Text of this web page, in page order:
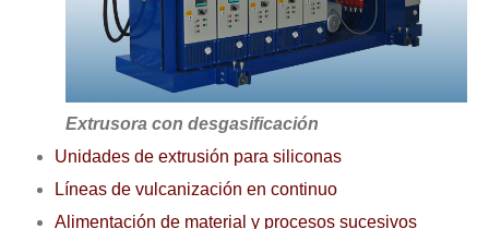
Extrusora con desgasificación
Unidades de extrusión para siliconas
Líneas de vulcanización en continuo
Alimentación de material y procesos sucesivos